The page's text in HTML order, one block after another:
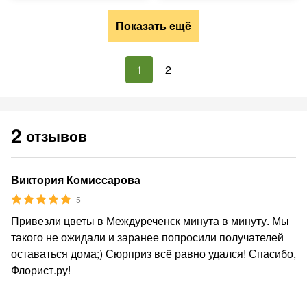
Показать ещё
1 2
2 отзывов
Виктория Комиссарова
5
Привезли цветы в Междуреченск минута в минуту. Мы
такого не ожидали и заранее попросили получателей
оставаться дома;) Сюрприз всё равно удался! Спасибо,
Флорист.ру!